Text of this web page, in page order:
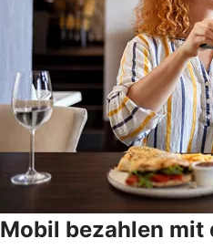
Mobil bezahlen mit